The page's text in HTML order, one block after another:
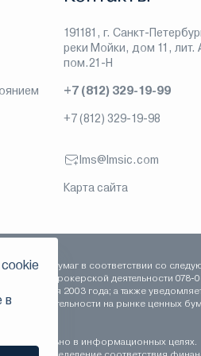
191181, г. Санкт-
реки Мойки, дом 11, лит.
пом.21-Н
+7 (812) 329-19-99
+7 (812) 329-19-98
lms@lmsic.com
Карта сайта
ценных бумаг в соответствии со
года, брокерской деятельности 078-
сентября 2003 года; а также
деятельности на рынке ценных
в информационных целях.
в